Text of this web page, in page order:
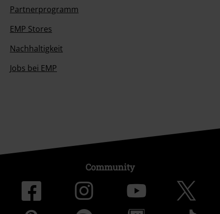
Partnerprogramm
EMP Stores
Nachhaltigkeit
Jobs bei EMP
Community